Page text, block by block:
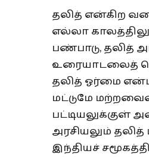
தலித் என்கிற
எல்லா
பண்பாடு, தலித்
உரையாடலைத்
தலித் ஓர்மை
மட்டுமே
பட்டியலுக்குள்
அரசியலும்
இந்தியச்